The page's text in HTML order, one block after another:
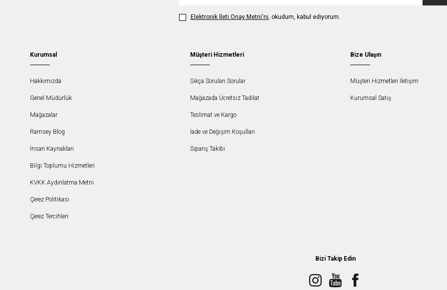
Elektronik İleti Onay Metni'ni, okudum, kabul ediyorum.
Kurumsal
Hakkımızda
Genel Müdürlük
Mağazalar
Ramsey Blog
İnsan Kaynakları
Bilgi Toplumu Hizmetleri
KVKK Aydınlatma Metni
Çerez Politikası
Çerez Tercihleri
Müşteri Hizmetleri
Sıkça Sorulan Sorular
Mağazada Ücretsiz Tadilat
Teslimat ve Kargo
İade ve Değişim Koşulları
Sipariş Takibi
Bize Ulaşın
Müşteri Hizmetleri İletişim
Kurumsal Satış
Bizi Takip Edin